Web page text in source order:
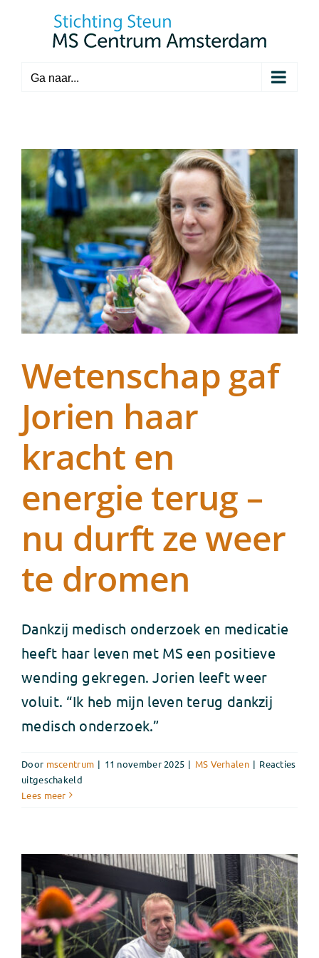
Ga naar...
Wetenschap gaf
Jorien haar
kracht en
energie terug –
nu durft ze weer
te dromen
Dankzij medisch onderzoek en medicatie
heeft haar leven met MS een positieve
wending gekregen. Jorien leeft weer
voluit. “Ik heb mijn leven terug dankzij
medisch onderzoek.”
Door mscentrum | 11 november 2025 | MS Verhalen | Reacties
uitgeschakeldvoor
kracht
energie
terug
–
nu
durft
Lees meer